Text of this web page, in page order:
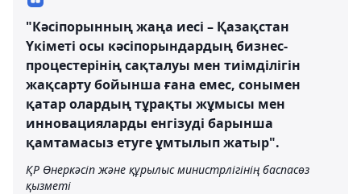
"Кәсіпорынның жаңа иесі – Қазақстан
Үкіметі осы кәсіпорындардың бизнес-
процестерінің сақталуы мен тиімділігін
жақсарту бойынша ғана емес, сонымен
қатар олардың тұрақты жұмысы мен
инновацияларды енгізуді барынша
қамтамасыз етуге ұмтылып жатыр".
ҚР Өнеркәсіп және құрылыс министрлігінің баспасөз
қызметі